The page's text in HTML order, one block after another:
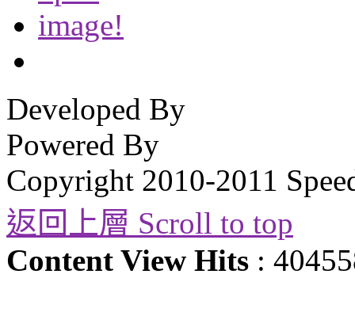
Developed By
Powered By
Copyright 2010-2011
返回上層 Scroll to top
Content View Hits :